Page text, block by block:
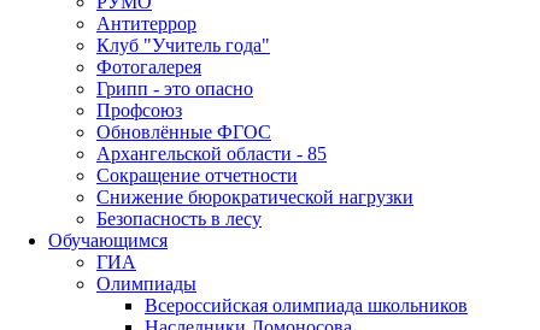
Антитеррор
Клуб "Учитель года"
Фотогалерея
Грипп - это опасно
Профсоюз
Обновлённые ФГОС
Архангельской области - 85
Сокращение отчетности
Снижение бюрократической нагрузки
Безопасность в лесу
Обучающимся
ГИА
Олимпиады
Всероссийская олимпиада школьников